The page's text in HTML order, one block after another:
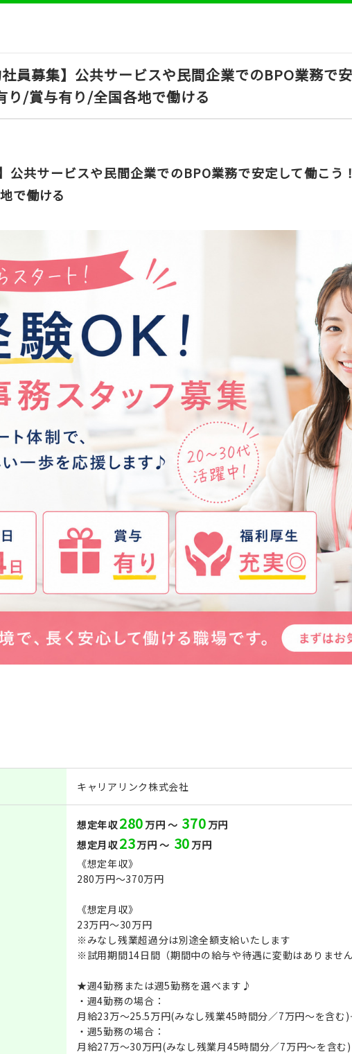
社員募集】公共サービスや民間企業でのBPO業務で
り/賞与有り/全国各地で働ける
公共サービスや民間企業でのBPO業務で安定して働こ
で働ける
キャリアリンク株式会社
想定年収280 万円 ～ 370 万円
想定月収23万円 ～ 30 万円
《想定年収》
280万円～370万円
《想定月収》
23万円～30万円
※みなし残業超過分は別途全額支給いたします
※試用期間14日間（期間中の給与や待遇に変動はありませ
★週4勤務または週5勤務を選べます♪
・週4勤務の場合：
月給23万～25.5万円(みなし残業45時間分／7万円～を含む
・週5勤務の場合：
月給27万～30万円(みなし残業月45時間分／7万円～を含む